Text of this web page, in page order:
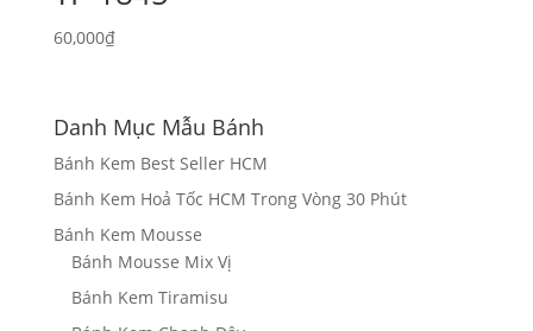
60,000₫
Danh Mục Mẫu Bánh
Bánh Kem Best Seller HCM
Bánh Kem Hoả Tốc HCM Trong Vòng 30 Phút
Bánh Kem Mousse
Bánh Mousse Mix Vị
Bánh Kem Tiramisu